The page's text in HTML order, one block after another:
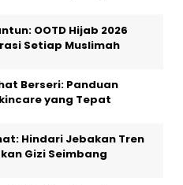
OOTD Hijab 2026
Setiap Muslimah
Berseri: Panduan
yang Tepat
Hindari Jebakan Tren
Gizi Seimbang